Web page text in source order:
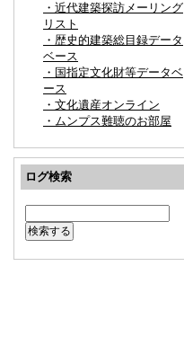
・近代建築探訪メーリング
リスト
・歴史的建築総目録データ
ベース
・国指定文化財等データベ
ース
・文化遺産オンライン
・ムンプス難聴のお部屋
ログ検索